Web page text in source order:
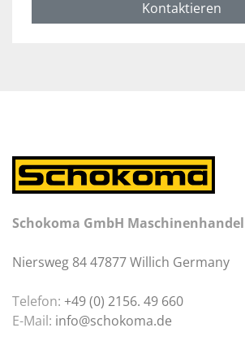
Kontaktieren
Schokoma GmbH Maschinenhandel
Niersweg 84 47877 Willich Germany
Telefon: +49 (0) 2156. 49 660
E-Mail: info@schokoma.de